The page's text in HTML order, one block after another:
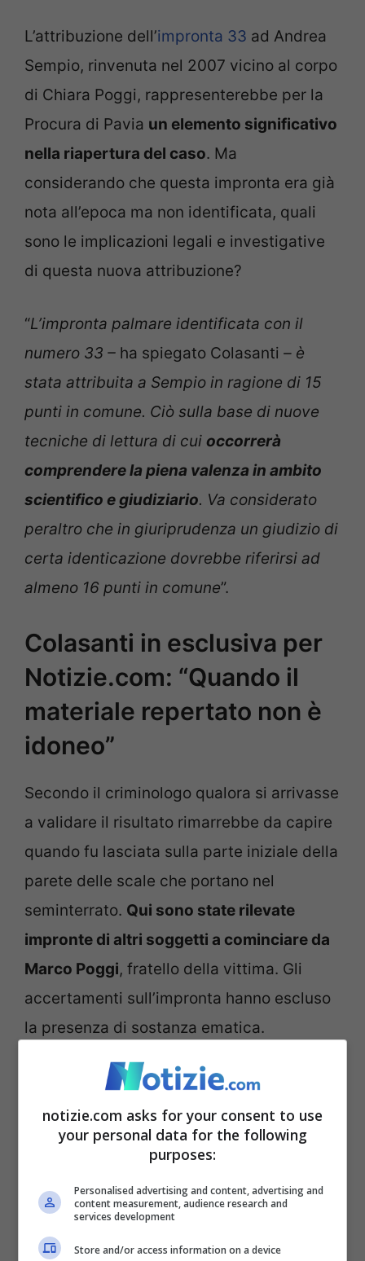
L’attribuzione dell’impronta 33 ad Andrea
Sempio, rinvenuta nel 2007 vicino al corpo
di Chiara Poggi, rappresenterebbe per la
Procura di Pavia un elemento significativo
nella riapertura del caso. Ma
considerando che questa impronta era già
nota all’epoca ma non identificata, quali
sono le implicazioni legali e investigative
di questa nuova attribuzione?
“L’impronta palmare identificata con il
numero 33 – ha spiegato Colasanti – è
stata attribuita a Sempio in ragione di 15
punti in comune. Ciò sulla base di nuove
tecniche di lettura di cui occorrerà
comprendere la piena valenza in ambito
scientifico e giudiziario. Va considerato
peraltro che in giuriprudenza un giudizio di
certa identicazione dovrebbe riferirsi ad
almeno 16 punti in comune”.
Colasanti in esclusiva per
Notizie.com: “Quando il
materiale repertato non è
idoneo”
Secondo il criminologo qualora si arrivasse
a validare il risultato rimarrebbe da capire
quando fu lasciata sulla parte iniziale della
parete delle scale che portano nel
seminterrato. Qui sono state rilevate
impronte di altri soggetti a cominciare da
Marco Poggi, fratello della vittima. Gli
accertamenti sull’impronta hanno escluso
la presenza di sostanza ematica.
L’impronta in questione può al momento
solo confermare che Sempio frequentasse
l’abitazione, cosa già nota.
Ma oltre all’impronta di Sempio, sono state
individuate sei tracce non identificate
vicino alla scena del crimine. Quali
metodologie investigative possono essere
notizie.com asks for your consent to use
your personal data for the following
purposes:
Personalised advertising and content, advertising and
content measurement, audience research and
services development
Store and/or access information on a device